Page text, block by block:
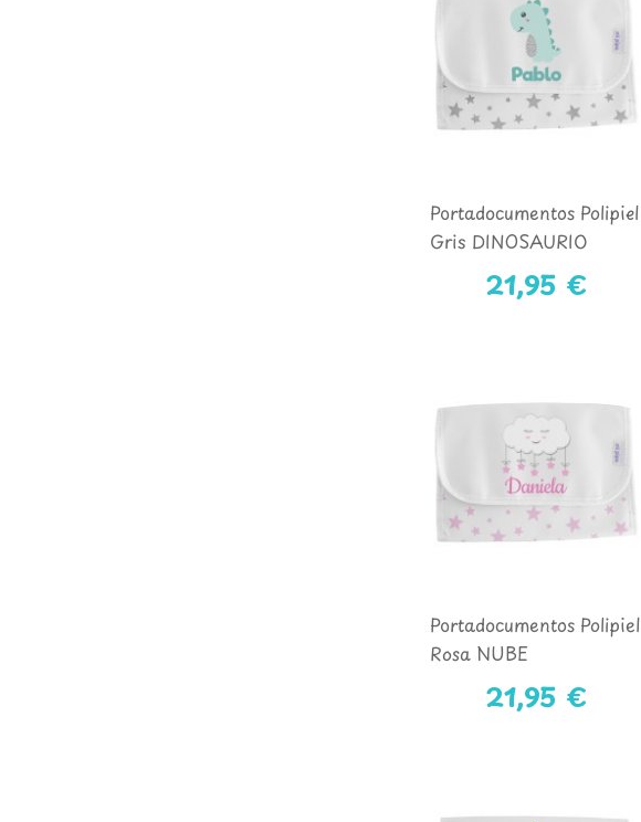
Portadocumentos Polipiel
Gris DINOSAURIO
21,95 €
Portadocumentos Polipiel
Rosa NUBE
21,95 €